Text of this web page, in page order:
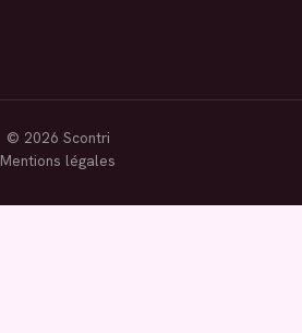
© 2026 Scontri
Mentions légales